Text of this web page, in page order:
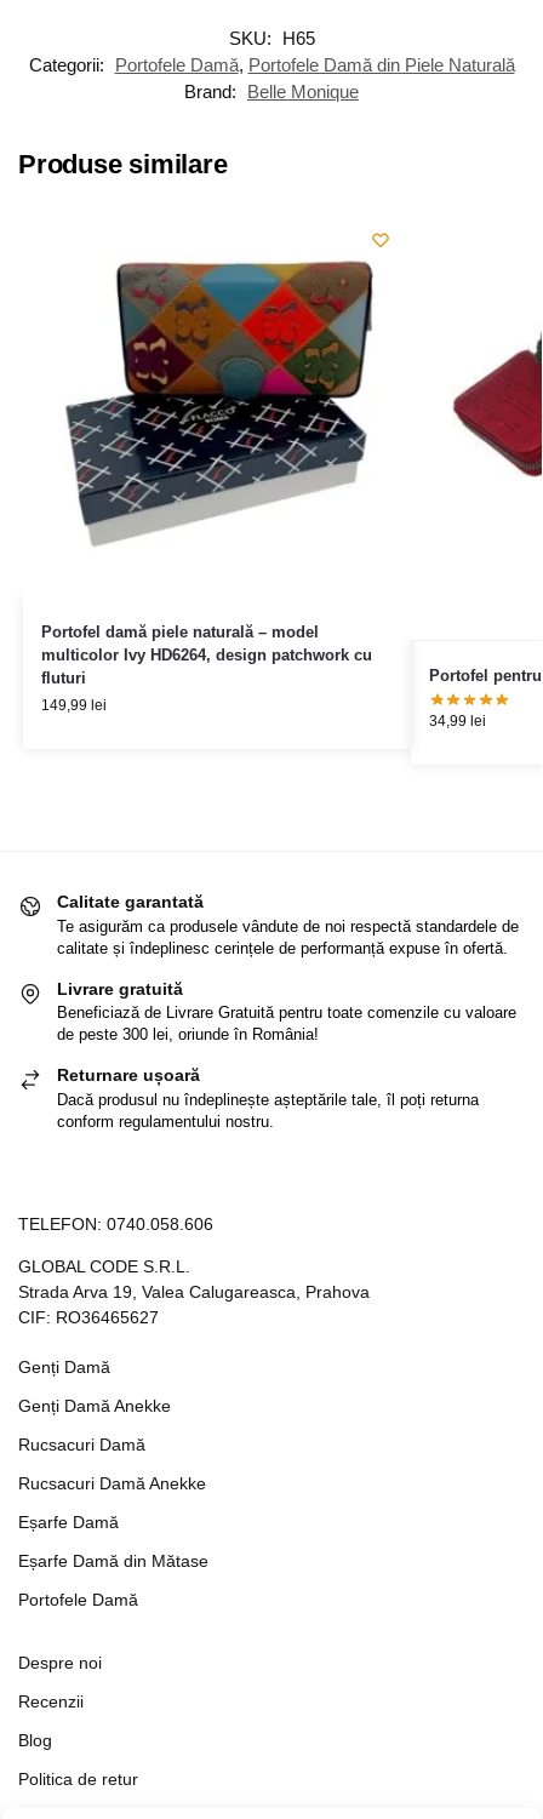
SKU:
H65
Categorii:
Portofele Damă, Portofele Damă din Piele Naturală
Brand:
Belle Monique
Produse similare
Portofel damă piele naturală – model
multicolor Ivy HD6264, design patchwork cu
fluturi
149,99 lei
Portofel
34,99 lei
Calitate garantată
Te asigurăm ca produsele vândute de noi respectă standardele de
calitate și îndeplinesc cerințele de performanță expuse în ofertă.
Livrare gratuită
Beneficiază de Livrare Gratuită pentru toate comenzile cu valoare
de peste 300 lei, oriunde în România!
Returnare ușoară
Dacă produsul nu îndeplinește așteptările tale, îl poți returna
conform regulamentului nostru.
TELEFON: 0740.058.606
GLOBAL CODE S.R.L.
Strada Arva 19, Valea Calugareasca, Prahova
CIF: RO36465627
Genți Damă
Genți Damă Anekke
Rucsacuri Damă
Rucsacuri Damă Anekke
Eșarfe Damă
Eșarfe Damă din Mătase
Portofele Damă
Despre noi
Recenzii
Blog
Politica de retur